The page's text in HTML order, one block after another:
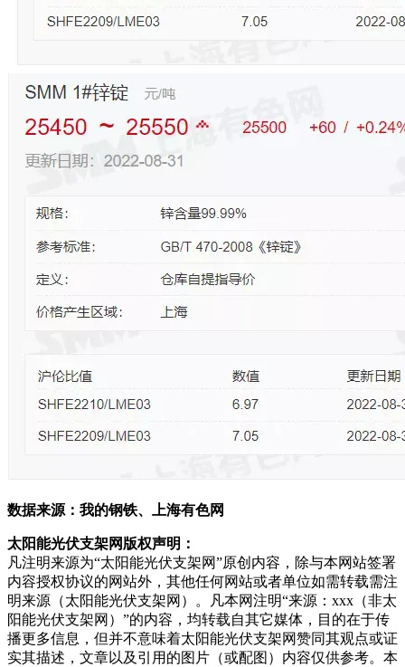
数据来源：我的钢铁、上海有色网
太阳能光伏支架网版权声明：
凡注明来源为“太阳能光伏支架网”原创内容，除与本网站签署
内容授权协议的网站外，其他任何网站或者单位如需转载需注
明来源（太阳能光伏支架网）。凡本网注明“来源：xxx（非太
阳能光伏支架网）”的内容，均转载自其它媒体，目的在于传
播更多信息，但并不意味着太阳能光伏支架网赞同其观点或证
实其描述，文章以及引用的图片（或配图）内容仅供参考。本